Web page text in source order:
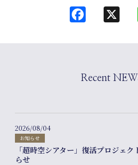
Recent
2026/08/04
お知らせ
「超時空シアター」復活プロジェ
らせ